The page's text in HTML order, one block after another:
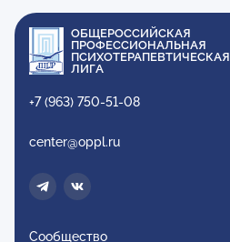
ОБЩЕРОССИЙСКАЯ
ПРОФЕССИОНАЛЬНАЯ
ПСИХОТЕРАПЕВТИЧЕСКАЯ
ЛИГА
+7 (963) 750-51-08
center@oppl.ru
Сообщество